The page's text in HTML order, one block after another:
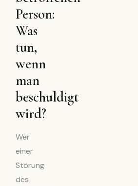
Person:
Was
tun,
wenn
man
beschuldigt
wird?
Wer
einer
Störung
des